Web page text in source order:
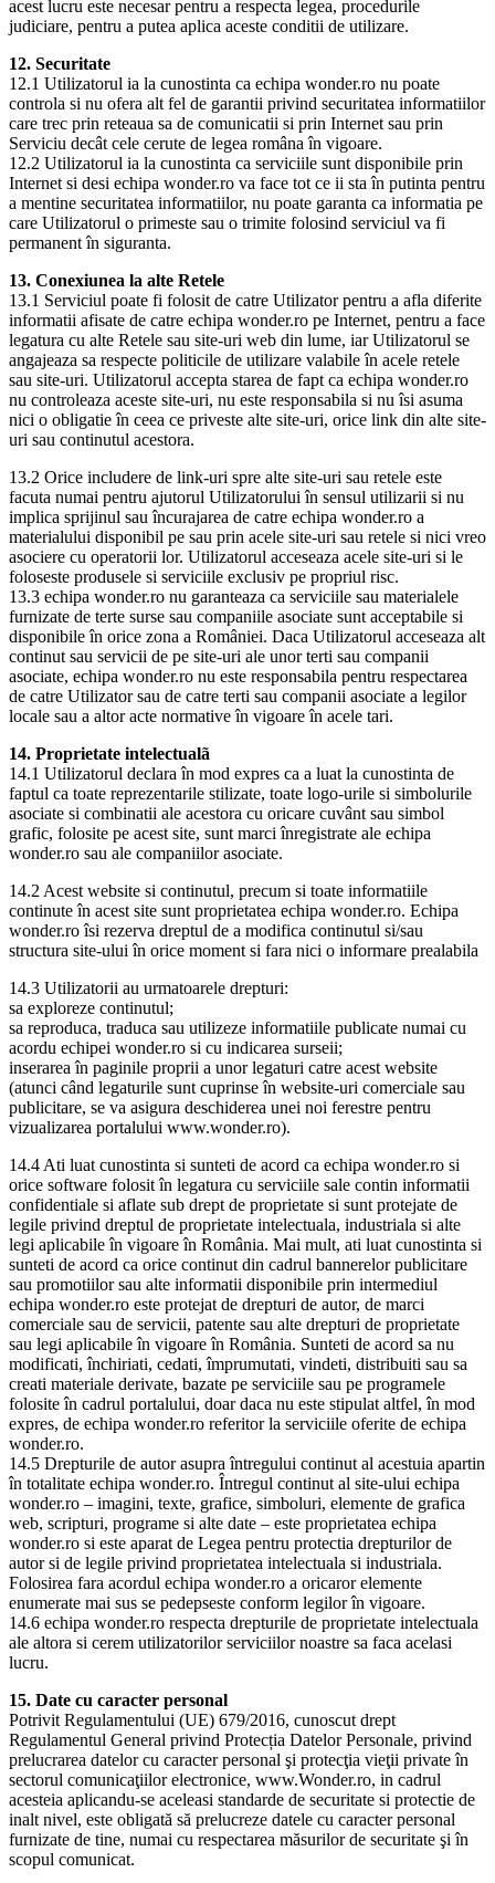
acest lucru este necesar pentru a respecta legea, procedurile
judiciare, pentru a putea aplica aceste conditii de utilizare.
12. Securitate
12.1 Utilizatorul ia la cunostinta ca echipa wonder.ro nu poate
controla si nu ofera alt fel de garantii privind securitatea informatiilor
care trec prin reteaua sa de comunicatii si prin Internet sau prin
Serviciu decât cele cerute de legea româna în vigoare.
12.2 Utilizatorul ia la cunostinta ca serviciile sunt disponibile prin
Internet si desi echipa wonder.ro va face tot ce ii sta în putinta pentru
a mentine securitatea informatiilor, nu poate garanta ca informatia pe
care Utilizatorul o primeste sau o trimite folosind serviciul va fi
permanent în siguranta.
13. Conexiunea la alte Retele
13.1 Serviciul poate fi folosit de catre Utilizator pentru a afla diferite
informatii afisate de catre echipa wonder.ro pe Internet, pentru a face
legatura cu alte Retele sau site-uri web din lume, iar Utilizatorul se
angajeaza sa respecte politicile de utilizare valabile în acele retele
sau site-uri. Utilizatorul accepta starea de fapt ca echipa wonder.ro
nu controleaza aceste site-uri, nu este responsabila si nu îsi asuma
nici o obligatie în ceea ce priveste alte site-uri, orice link din alte site-
uri sau continutul acestora.
13.2 Orice includere de link-uri spre alte site-uri sau retele este
facuta numai pentru ajutorul Utilizatorului în sensul utilizarii si nu
implica sprijinul sau încurajarea de catre echipa wonder.ro a
materialului disponibil pe sau prin acele site-uri sau retele si nici vreo
asociere cu operatorii lor. Utilizatorul acceseaza acele site-uri si le
foloseste produsele si serviciile exclusiv pe propriul risc.
13.3 echipa wonder.ro nu garanteaza ca serviciile sau materialele
furnizate de terte surse sau companiile asociate sunt acceptabile si
disponibile în orice zona a României. Daca Utilizatorul acceseaza alt
continut sau servicii de pe site-uri ale unor terti sau companii
asociate, echipa wonder.ro nu este responsabila pentru respectarea
de catre Utilizator sau de catre terti sau companii asociate a legilor
locale sau a altor acte normative în vigoare în acele tari.
14. Proprietate intelectualã
14.1 Utilizatorul declara în mod expres ca a luat la cunostinta de
faptul ca toate reprezentarile stilizate, toate logo-urile si simbolurile
asociate si combinatii ale acestora cu oricare cuvânt sau simbol
grafic, folosite pe acest site, sunt marci înregistrate ale echipa
wonder.ro sau ale companiilor asociate.
14.2 Acest website si continutul, precum si toate informatiile
continute în acest site sunt proprietatea echipa wonder.ro. Echipa
wonder.ro îsi rezerva dreptul de a modifica continutul si/sau
structura site-ului în orice moment si fara nici o informare prealabila
14.3 Utilizatorii au urmatoarele drepturi:
sa exploreze continutul;
sa reproduca, traduca sau utilizeze informatiile publicate numai cu
acordu echipei wonder.ro si cu indicarea surseii;
inserarea în paginile proprii a unor legaturi catre acest website
(atunci când legaturile sunt cuprinse în website-uri comerciale sau
publicitare, se va asigura deschiderea unei noi ferestre pentru
vizualizarea portalului www.wonder.ro).
14.4 Ati luat cunostinta si sunteti de acord ca echipa wonder.ro si
orice software folosit în legatura cu serviciile sale contin informatii
confidentiale si aflate sub drept de proprietate si sunt protejate de
legile privind dreptul de proprietate intelectuala, industriala si alte
legi aplicabile în vigoare în România. Mai mult, ati luat cunostinta si
sunteti de acord ca orice continut din cadrul bannerelor publicitare
sau promotiilor sau alte informatii disponibile prin intermediul
echipa wonder.ro este protejat de drepturi de autor, de marci
comerciale sau de servicii, patente sau alte drepturi de proprietate
sau legi aplicabile în vigoare în România. Sunteti de acord sa nu
modificati, închiriati, cedati, împrumutati, vindeti, distribuiti sau sa
creati materiale derivate, bazate pe serviciile sau pe programele
folosite în cadrul portalului, doar daca nu este stipulat altfel, în mod
expres, de echipa wonder.ro referitor la serviciile oferite de echipa
wonder.ro.
14.5 Drepturile de autor asupra întregului continut al acestuia apartin
în totalitate echipa wonder.ro. Întregul continut al site-ului echipa
wonder.ro – imagini, texte, grafice, simboluri, elemente de grafica
web, scripturi, programe si alte date – este proprietatea echipa
wonder.ro si este aparat de Legea pentru protectia drepturilor de
autor si de legile privind proprietatea intelectuala si industriala.
Folosirea fara acordul echipa wonder.ro a oricaror elemente
enumerate mai sus se pedepseste conform legilor în vigoare.
14.6 echipa wonder.ro respecta drepturile de proprietate intelectuala
ale altora si cerem utilizatorilor serviciilor noastre sa faca acelasi
lucru.
15. Date cu caracter personal
Potrivit Regulamentului (UE) 679/2016, cunoscut drept
Regulamentul General privind Protecția Datelor Personale, privind
prelucrarea datelor cu caracter personal şi protecţia vieţii private în
sectorul comunicaţiilor electronice, www.Wonder.ro, in cadrul
acesteia aplicandu-se aceleasi standarde de securitate si protectie de
inalt nivel, este obligată să prelucreze datele cu caracter personal
furnizate de tine, numai cu respectarea măsurilor de securitate şi în
scopul comunicat.